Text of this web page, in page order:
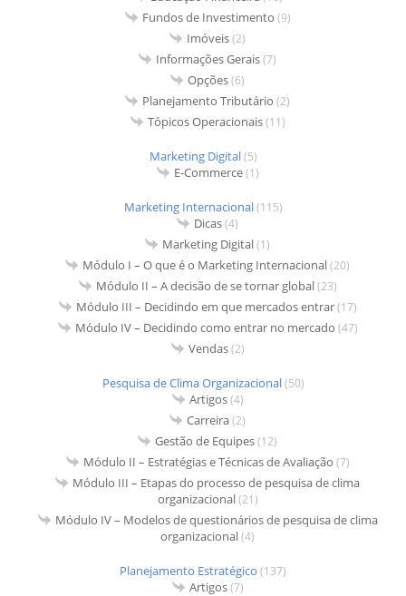
Fundos de Investimento (9)
Imóveis(2)
Informações Gerais(7)
Opções(6)
Planejamento Tributário (2)
Tópicos Operacionais(11)
Marketing Digital(5)
E-Commerce(1)
Marketing Internacional(115)
Dicas(4)
Marketing Digital(1)
Módulo I – O que é o Marketing Internacional(20)
Módulo II – A decisão de se tornar global(23)
Módulo III – Decidindo em que mercados entrar(17)
Módulo IV – Decidindo como entrar no mercado (47)
Vendas(2)
Pesquisa de Clima Organizacional(50)
Artigos(4)
Carreira(2)
Gestão de Equipes(12)
Módulo II – Estratégias e Técnicas de Avaliação (7)
Módulo III – Etapas do processo de pesquisa de clima
organizacional(21)
Módulo IV – Modelos de questionários de pesquisa de clima
organizacional(4)
Planejamento Estratégico (137)
Artigos(7)